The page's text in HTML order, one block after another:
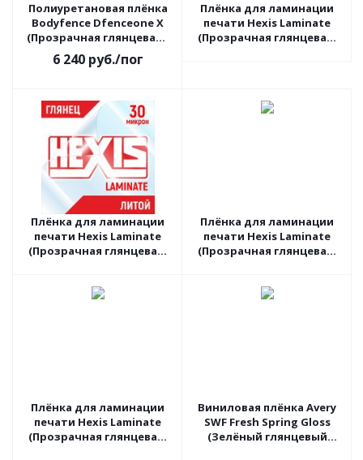
Полиуретановая плёнка
Bodyfence Dfenceone X
(Прозрачная глянцевая),
1.52 пог.м
6 240руб./пог
Плёнка для ламинации
печати Hexis Laminate
(Прозрачная глянцевая)
Плёнка для ламинации
печати Hexis Laminate
(Прозрачная глянцевая)
Плёнка для ламинации
печати Hexis Laminate
(Прозрачная глянцевая)
Плёнка для ламинации
печати Hexis Laminate
(Прозрачная глянцевая)
Виниловая плёнка Avery
SWF Fresh Spring Gloss
(Зелёный глянцевый